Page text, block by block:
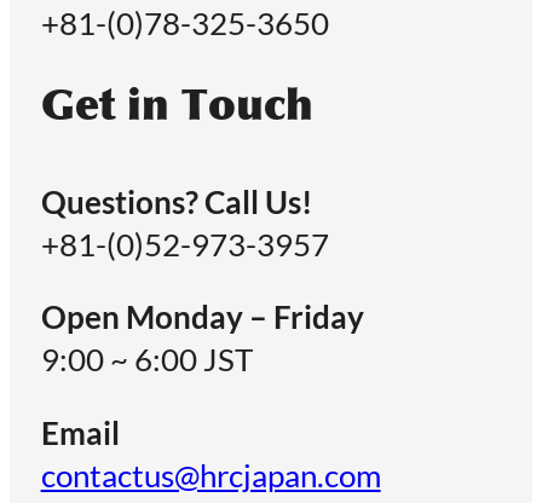
+81-(0)78-325-3650
Get in Touch
Questions? Call Us!
+81-(0)52-973-3957
Open Monday – Friday
9:00 ~ 6:00 JST
Email
contactus@hrcjapan.com